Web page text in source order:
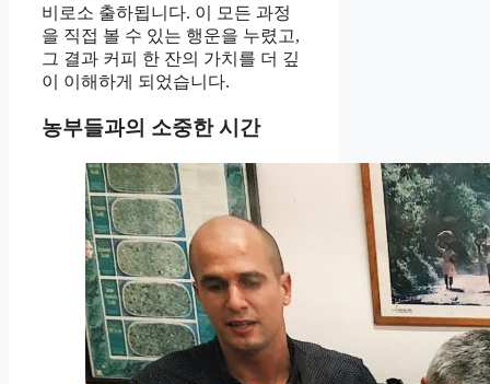
비로소 출하됩니다. 이 모든 과정
을 직접 볼 수 있는 행운을 누렸고,
그 결과 커피 한 잔의 가치를 더 깊
이 이해하게 되었습니다.
농부들과의 소중한 시간